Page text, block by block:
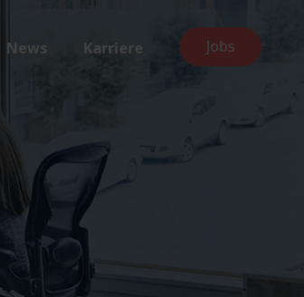
Jobs
News Karriere